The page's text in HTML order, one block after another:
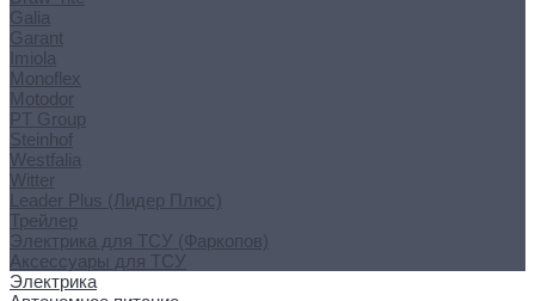
Galia
Garant
Imiola
Monoflex
Motodor
PT Group
Steinhof
Westfalia
Witter
Leader Plus (Лидер Плюс)
Трейлер
Электрика для ТСУ (Фаркопов)
Аксессуары для ТСУ
Электрика